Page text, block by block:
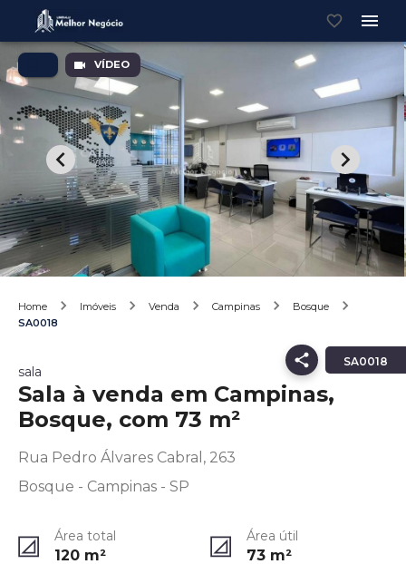
VÍDEO
Home Imóveis Venda Campinas
Bosque
SA0018
SA0018
sala
Sala à venda em Campinas,
Bosque, com 73 m²
Rua Pedro Álvares Cabral, 263
Bosque - Campinas - SP
Área total
120 m²
Área útil
73 m²